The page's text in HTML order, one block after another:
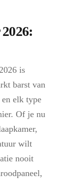
is
barst van
elk type
Of je nu
wilt
nooit